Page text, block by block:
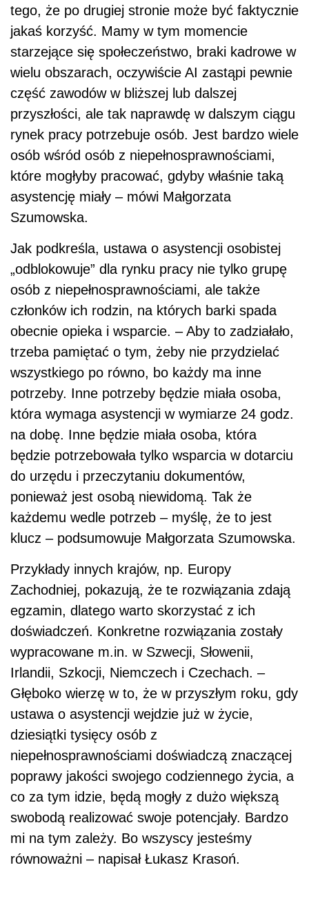
tego, że po drugiej stronie może być faktycznie
jakaś korzyść. Mamy w tym momencie
starzejące się społeczeństwo, braki kadrowe w
wielu obszarach, oczywiście AI zastąpi pewnie
część zawodów w bliższej lub dalszej
przyszłości, ale tak naprawdę w dalszym ciągu
rynek pracy potrzebuje osób. Jest bardzo wiele
osób wśród osób z niepełnosprawnościami,
które mogłyby pracować, gdyby właśnie taką
asystencję miały – mówi Małgorzata
Szumowska.
Jak podkreśla, ustawa o asystencji osobistej
„odblokowuje” dla rynku pracy nie tylko grupę
osób z niepełnosprawnościami, ale także
członków ich rodzin, na których barki spada
obecnie opieka i wsparcie. – Aby to zadziałało,
trzeba pamiętać o tym, żeby nie przydzielać
wszystkiego po równo, bo każdy ma inne
potrzeby. Inne potrzeby będzie miała osoba,
która wymaga asystencji w wymiarze 24 godz.
na dobę. Inne będzie miała osoba, która
będzie potrzebowała tylko wsparcia w dotarciu
do urzędu i przeczytaniu dokumentów,
ponieważ jest osobą niewidomą. Tak że
każdemu wedle potrzeb – myślę, że to jest
klucz – podsumowuje Małgorzata Szumowska.
Przykłady innych krajów, np. Europy
Zachodniej, pokazują, że te rozwiązania zdają
egzamin, dlatego warto skorzystać z ich
doświadczeń. Konkretne rozwiązania zostały
wypracowane m.in. w Szwecji, Słowenii,
Irlandii, Szkocji, Niemczech i Czechach. –
Głęboko wierzę w to, że w przyszłym roku, gdy
ustawa o asystencji wejdzie już w życie,
dziesiątki tysięcy osób z
niepełnosprawnościami doświadczą znaczącej
poprawy jakości swojego codziennego życia, a
co za tym idzie, będą mogły z dużo większą
swobodą realizować swoje potencjały. Bardzo
mi na tym zależy. Bo wszyscy jesteśmy
równoważni – napisał Łukasz Krasoń.